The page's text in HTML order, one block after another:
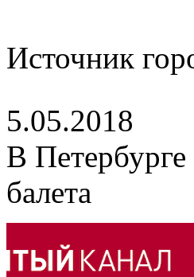
Источник
5.05.2018
В
балета